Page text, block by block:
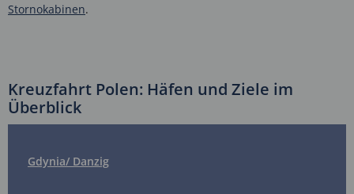
Stornokabinen.
Kreuzfahrt Polen: Häfen und Ziele im
Überblick
Gdynia/ Danzig